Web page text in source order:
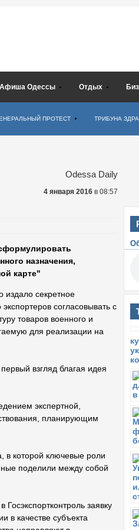
Афиша Одессы Отдых
ПРОТЕСТ ТРИБУНА
Odessa Daily
4 января 2016 в 08:57
назначения,
карте"
издало секретное
согласовывать с
товаров военного и
для реализации на
взгляд благая идея
экспертной,
планирующим
в которой ключевые роли
поделили между собой
заявку
в качестве субъекта